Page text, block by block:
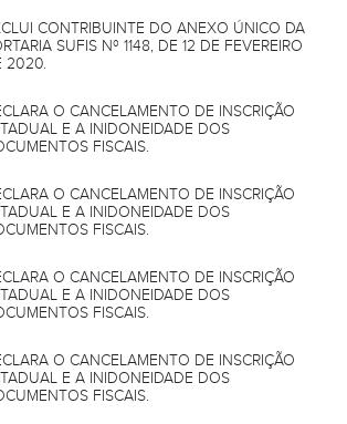
CONTRIBUINTE DO ANEXO ÚNICO DA
SUFIS Nº 1148, DE 12 DE FEVEREIRO
2020.
O CANCELAMENTO DE INSCRIÇÃO
E A INIDONEIDADE DOS
FISCAIS.
O CANCELAMENTO DE INSCRIÇÃO
E A INIDONEIDADE DOS
FISCAIS.
O CANCELAMENTO DE INSCRIÇÃO
E A INIDONEIDADE DOS
FISCAIS.
O CANCELAMENTO DE INSCRIÇÃO
E A INIDONEIDADE DOS
FISCAIS.